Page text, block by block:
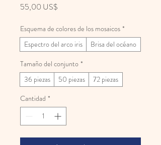
55,00 US$
Esquema de colores de los mosaicos *
Espectro del arco iris
Brisa del océano
Tamaño del conjunto *
36 piezas
50 piezas
72 piezas
Cantidad *